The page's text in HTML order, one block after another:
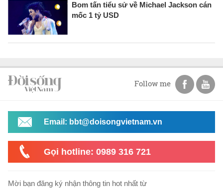
Bom tấn tiểu sử về Michael Jackson cán
mốc 1 tỷ USD
Follow me
Email: bbt@doisongvietnam.vn
Gọi hotline: 0989 316 721
Mời bạn đăng ký nhận thông tin hot nhất từ